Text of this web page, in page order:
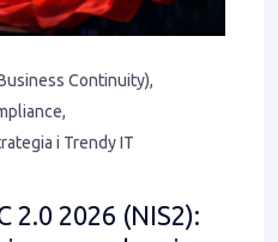
Continuity)
i Trendy IT
2.0 2026 (NIS2):